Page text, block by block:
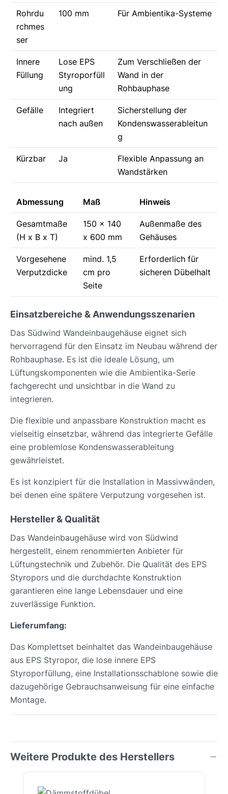
Rohrdu
rchmes
ser
100 mm Für Ambientika-Systeme
Innere
Füllung
Lose EPS
Styroporfüll
ung
Zum Verschließen der
Wand in der
Rohbauphase
Gefälle
Integriert
nach außen
Sicherstellung der
Kondenswasserableitun
g
Kürzbar Ja
Flexible Anpassung an
Wandstärken
Abmessung Maß Hinweis
Gesamtmaße
(H x B x T)
150 x 140
x 600 mm
Außenmaße des
Gehäuses
Vorgesehene
Verputzdicke
mind. 1,5
cm pro
Seite
Erforderlich für
sicheren Dübelhalt
Einsatzbereiche & Anwendungsszenarien
Das Südwind Wandeinbaugehäuse eignet sich
hervorragend für den Einsatz im Neubau während der
Rohbauphase. Es ist die ideale Lösung, um
Lüftungskomponenten wie die Ambientika-Serie
fachgerecht und unsichtbar in die Wand zu
integrieren.
Die flexible und anpassbare Konstruktion macht es
vielseitig einsetzbar, während das integrierte Gefälle
eine problemlose Kondenswasserableitung
gewährleistet.
Es ist konzipiert für die Installation in Massivwänden,
bei denen eine spätere Verputzung vorgesehen ist.
Hersteller & Qualität
Das Wandeinbaugehäuse wird von Südwind
hergestellt, einem renommierten Anbieter für
Lüftungstechnik und Zubehör. Die Qualität des EPS
Styropors und die durchdachte Konstruktion
garantieren eine lange Lebensdauer und eine
zuverlässige Funktion.
Lieferumfang:
Das Komplettset beinhaltet das Wandeinbaugehäuse
aus EPS Styropor, die lose innere EPS
Styroporfüllung, eine Installationsschablone sowie die
dazugehörige Gebrauchsanweisung für eine einfache
Montage.
Weitere Produkte des Herstellers
Produktgalerie überspringen